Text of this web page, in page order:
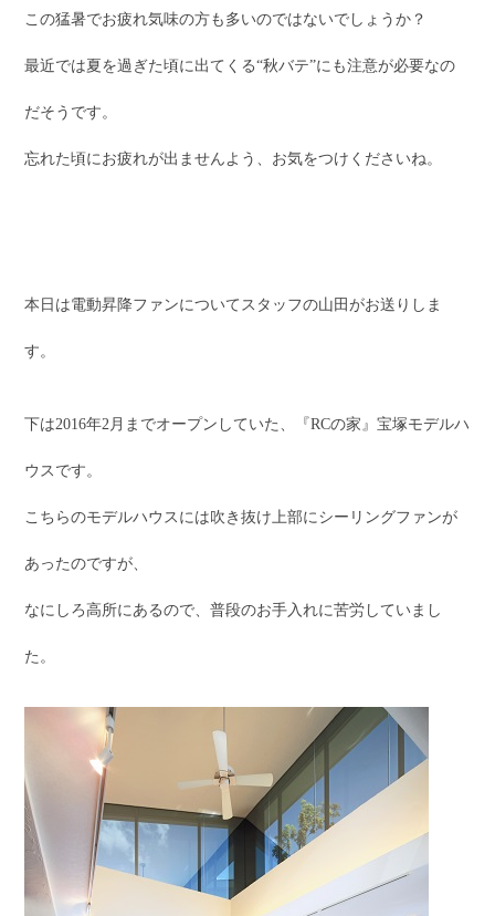
この猛暑でお疲れ気味の方も多いのではないでしょうか？
最近では夏を過ぎた頃に出てくる“秋バテ”にも注意が必要なの
だそうです。
忘れた頃にお疲れが出ませんよう、お気をつけくださいね。
本日は電動昇降ファンについてスタッフの山田がお送りしま
す。
下は2016年2月までオープンしていた、『RCの家』宝塚モデルハ
ウスです。
こちらのモデルハウスには吹き抜け上部にシーリングファンが
あったのですが、
なにしろ高所にあるので、普段のお手入れに苦労していまし
た。